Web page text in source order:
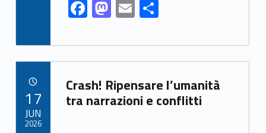
F
ac
e
b
o
o
M
as
to
d
o
n
E
m
ai
l
S
ar
e
Link identifier archive #link-archive-94228
Crash! Ripensare l’umanità
tra narrazioni e conflitti
17
JUN
2026